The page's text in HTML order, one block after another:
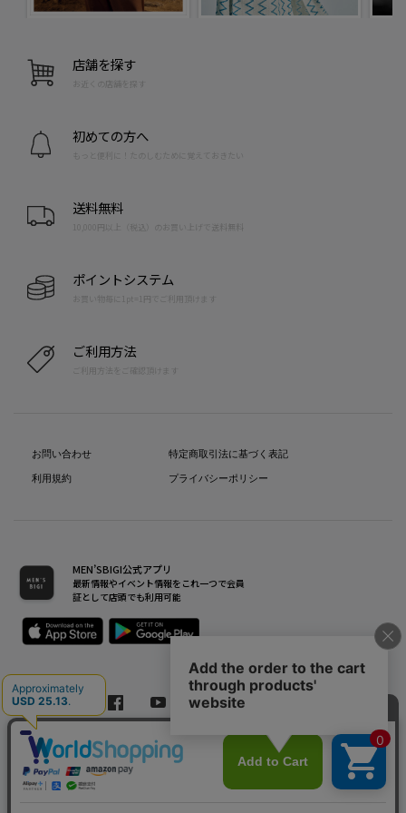
店舗を探す
お近くの店舗を探す
初めての方へ
もっと便利に！たのしむために覚えておきたい
送料無料
10,000円以上（税込）のお買い上げで送料無料
ポイントシステム
お買い物毎に1pt=1円でご利用頂けます
ご利用方法
ご利用方法をご確認頂けます
お問い合わせ
利用規約
特定商取引法に基づく表記
プライバシーポリシー
MEN’SBIGI公式アプリ
最新情報やイベント情報をこれ一つで会員
証として店頭でも利用可能
Copyright(C) Bigi Co.,Ltd.All Rights Reserved.